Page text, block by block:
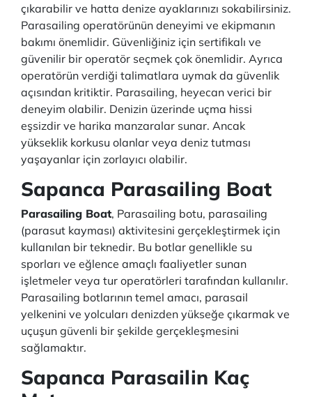
çıkarabilir ve hatta denize ayaklarınızı sokabilirsiniz.
Parasailing operatörünün deneyimi ve ekipmanın
bakımı önemlidir. Güvenliğiniz için sertifikalı ve
güvenilir bir operatör seçmek çok önemlidir. Ayrıca
operatörün verdiği talimatlara uymak da güvenlik
açısından kritiktir. Parasailing, heyecan verici bir
deneyim olabilir. Denizin üzerinde uçma hissi
eşsizdir ve harika manzaralar sunar. Ancak
yükseklik korkusu olanlar veya deniz tutması
yaşayanlar için zorlayıcı olabilir.
Sapanca Parasailing Boat
Parasailing Boat, Parasailing botu, parasailing
(parasut kayması) aktivitesini gerçekleştirmek için
kullanılan bir teknedir. Bu botlar genellikle su
sporları ve eğlence amaçlı faaliyetler sunan
işletmeler veya tur operatörleri tarafından kullanılır.
Parasailing botlarının temel amacı, parasail
yelkenini ve yolcuları denizden yükseğe çıkarmak ve
uçuşun güvenli bir şekilde gerçekleşmesini
sağlamaktır.
Sapanca Parasailin Kaç